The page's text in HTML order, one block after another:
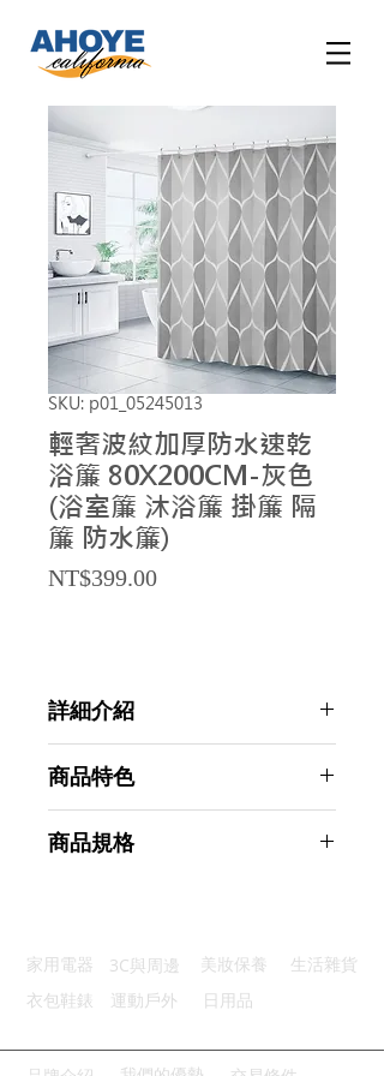
SKU: p01_05245013
輕奢波紋加厚防水速乾
浴簾 80X200CM-灰色
(浴室簾 沐浴簾 掛簾 隔
簾 防水簾)
NT$399.00Price
詳細介紹
商品特色
加厚材質：堅韌耐用不易損壞
商品規格
商品型號：p01_05245013
主要材質：聚酯纖維布
商品重量(g)：255
家用電器 3C與周邊 美妝保養
生活雜貨
衣包鞋錶
運動戶外 日用品